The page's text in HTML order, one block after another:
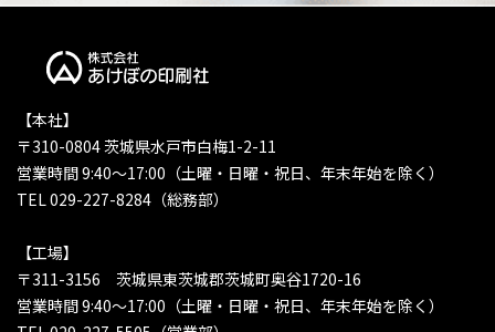
【本社】
〒310-0804 茨城県水戸市白梅1-2-11
営業時間 9:40〜17:00（土曜・日曜・祝日、年末年始を除く）
TEL 029-227-8284（総務部）
【工場】
〒311-3156 茨城県東茨城郡茨城町奥谷1720-16
営業時間 9:40〜17:00（土曜・日曜・祝日、年末年始を除く）